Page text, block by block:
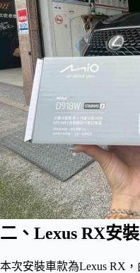
二、Lexus RX安
本次安裝車款為Lexus RX